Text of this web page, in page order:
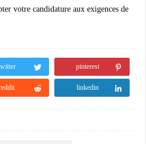
votre candidature aux exigences de
pinterest
linkedin